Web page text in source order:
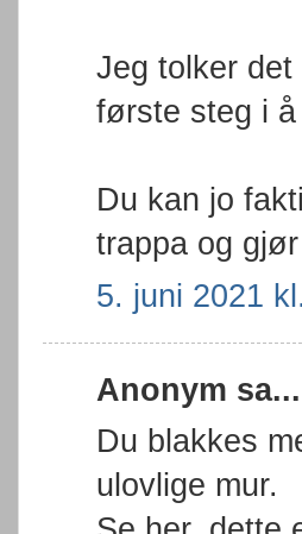
Jeg tolker
første steg i
Du kan jo
trappa og
5. juni 2021
Anonym sa...
Du blakkes
ulovlige mur.